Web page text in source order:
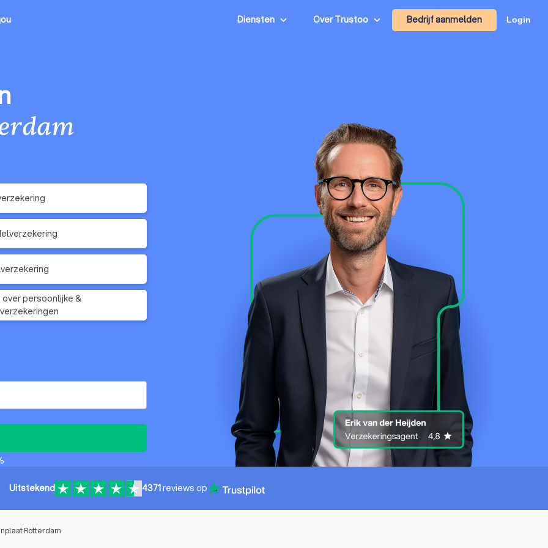
Diensten Over Trustoo Bedrijf aanmelden Login
over persoonlijke &
Uitstekend 4371reviews op
Rotterdam